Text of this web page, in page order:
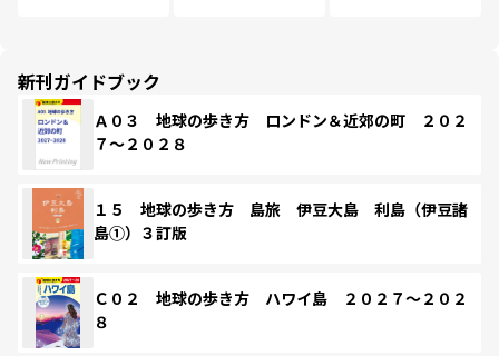
新刊ガイドブック
Ａ０３ 地球の歩き方 ロンドン＆近郊の町 ２０２
７～２０２８
１５ 地球の歩き方 島旅 伊豆大島 利島（伊豆諸
島①）３訂版
Ｃ０２ 地球の歩き方 ハワイ島 ２０２７～２０２
８